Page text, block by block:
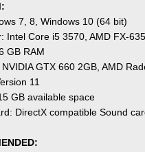
7, 8, Windows 10 (64 bit)
Intel Core i5 3570, AMD FX-
GB RAM
GTX 660 2GB, AMD
11
GB available space
DirectX compatible Sound